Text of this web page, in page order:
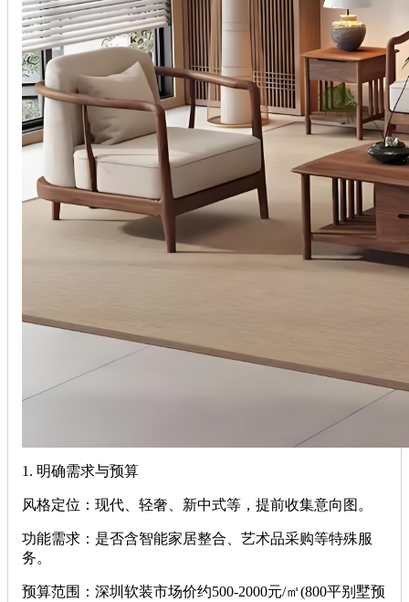
‌1. 明确需求与预算‌
‌风格定位‌：现代、轻奢、新中式等，提前收集意向图。
‌功能需求‌：是否含智能家居整合、艺术品采购等特殊服
务。
‌预算范围‌：深圳软装市场价约500-2000元/㎡(800平别墅预